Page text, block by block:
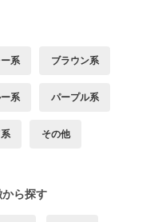
系 ブラウン系
系 パープル系
その他
から探す